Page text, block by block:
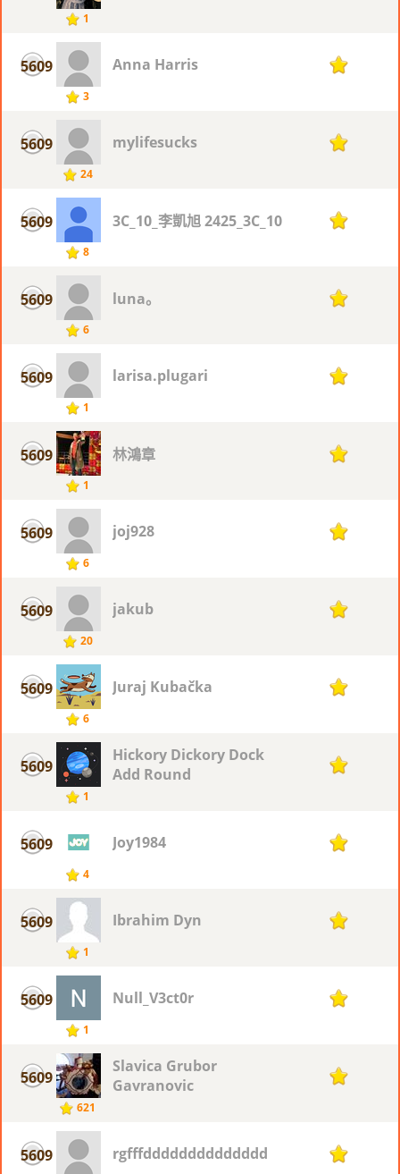
1
5609
3
Anna Harris 1
5609
24
mylifesucks 1
5609
8
3C_10_李凱旭 2425_3C_10 1
5609
6
luna。 1
5609
1
larisa.plugari 1
5609
1
林鴻章 1
5609
6
joj928 1
5609
20
jakub 1
5609
6
Juraj Kubačka 1
5609
1
Hickory Dickory Dock
Add Round
1
5609
4
Joy1984 1
5609
1
Ibrahim Dyn 1
5609
1
Null_V3ct0r 1
5609
621
Slavica Grubor
Gavranovic
1
5609 rgfffdddddddddddddd 1